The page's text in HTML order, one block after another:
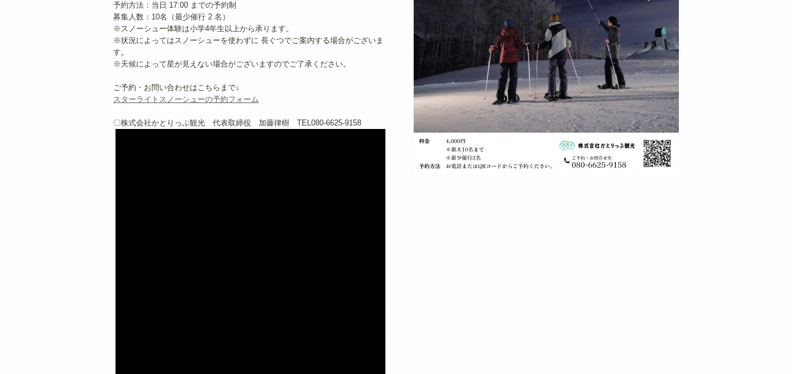
予約方法：当日 17:00 までの予約制
募集人数：10名（最少催行 2 名）
※スノーシュー体験は小学4年生以上から承ります。
※状況によってはスノーシューを使わずに 長ぐつでご案内する場合がございま
す。
※天候によって星が見えない場合がございますのでご了承ください。
ご予約・お問い合わせはこちらまで↓
スターライトスノーシューの予約フォーム
〇株式会社かとりっぷ観光 代表取締役 加藤律樹 TEL080-6625-9158